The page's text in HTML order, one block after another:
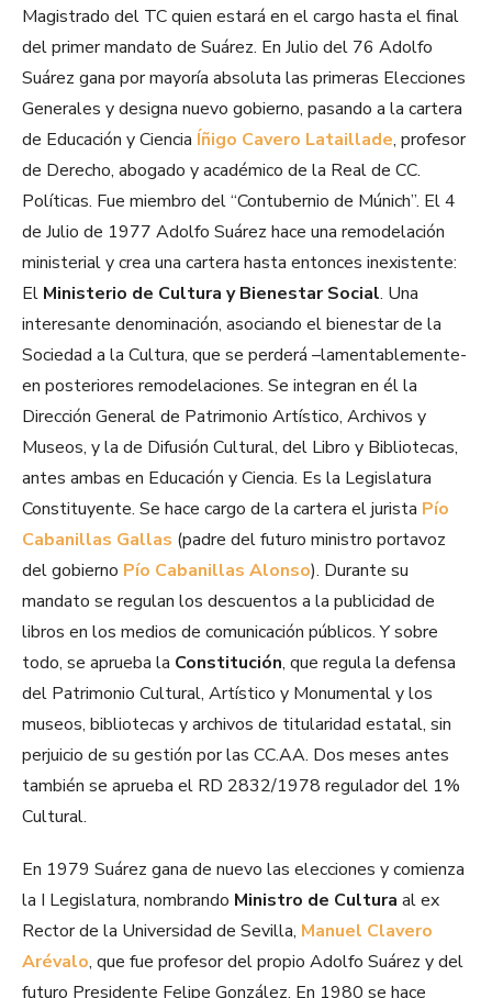
Magistrado del TC quien estará en el cargo hasta el final
del primer mandato de Suárez. En Julio del 76 Adolfo
Suárez gana por mayoría absoluta las primeras Elecciones
Generales y designa nuevo gobierno, pasando a la cartera
de Educación y Ciencia Íñigo Cavero Lataillade, profesor
de Derecho, abogado y académico de la Real de CC.
Políticas. Fue miembro del “Contubernio de Múnich”. El 4
de Julio de 1977 Adolfo Suárez hace una remodelación
ministerial y crea una cartera hasta entonces inexistente:
El Ministerio de Cultura y Bienestar Social. Una
interesante denominación, asociando el bienestar de la
Sociedad a la Cultura, que se perderá –lamentablemente-
en posteriores remodelaciones. Se integran en él la
Dirección General de Patrimonio Artístico, Archivos y
Museos, y la de Difusión Cultural, del Libro y Bibliotecas,
antes ambas en Educación y Ciencia. Es la Legislatura
Constituyente. Se hace cargo de la cartera el jurista Pío
Cabanillas Gallas (padre del futuro ministro portavoz
del gobierno Pío Cabanillas Alonso). Durante su
mandato se regulan los descuentos a la publicidad de
libros en los medios de comunicación públicos. Y sobre
todo, se aprueba la Constitución, que regula la defensa
del Patrimonio Cultural, Artístico y Monumental y los
museos, bibliotecas y archivos de titularidad estatal, sin
perjuicio de su gestión por las CC.AA. Dos meses antes
también se aprueba el RD 2832/1978 regulador del 1%
Cultural.
En 1979 Suárez gana de nuevo las elecciones y comienza
la I Legislatura, nombrando Ministro de Cultura al ex
Rector de la Universidad de Sevilla, Manuel Clavero
Arévalo, que fue profesor del propio Adolfo Suárez y del
futuro Presidente Felipe González. En 1980 se hace